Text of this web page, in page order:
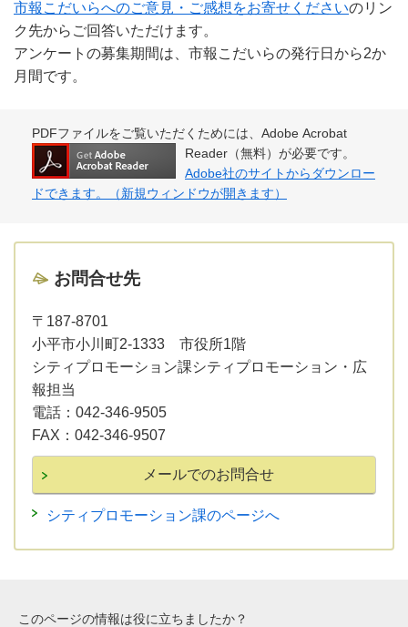
市報こだいらへのご意見・ご感想をお寄せくださいのリン
ク先からご回答いただけます。
アンケートの募集期間は、市報こだいらの発行日から2か
月間です。
PDFファイルをご覧いただくためには、Adobe Acrobat
Reader（無料）が必要です。
Adobe社のサイトからダウンロー
ドできます。（新規ウィンドウが開きます）
お問合せ先
〒187-8701
小平市小川町2-1333 市役所1階
シティプロモーション課シティプロモーション・広
報担当
電話： 042-346-9505
FAX： 042-346-9507
シティプロモーション課のページへ
このページの情報は役に立ちましたか？